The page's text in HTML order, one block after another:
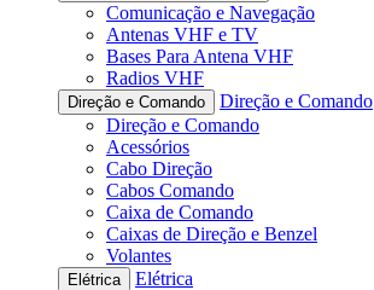
Comunicação e Navegação
Antenas VHF e TV
Bases Para Antena VHF
Radios VHF
Direção e Comando
Direção e Comando
Direção e Comando
Acessórios
Cabo Direção
Cabos Comando
Caixa de Comando
Caixas de Direção e Benzel
Volantes
Elétrica
Elétrica